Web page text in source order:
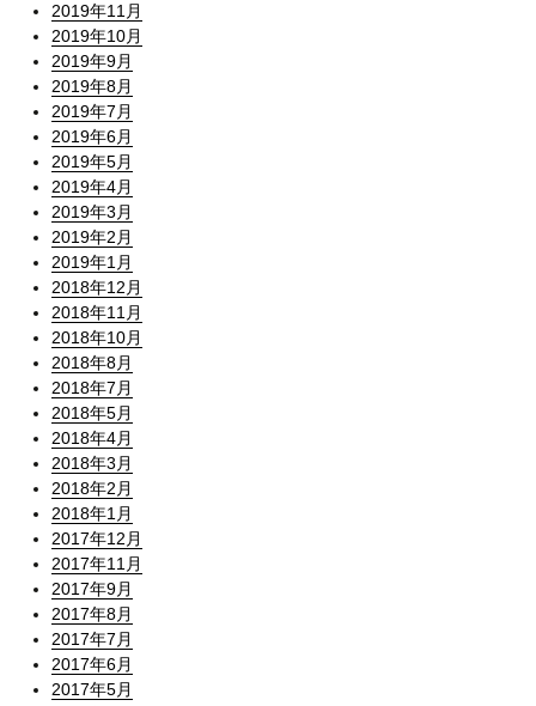
2019年11月
2019年10月
2019年9月
2019年8月
2019年7月
2019年6月
2019年5月
2019年4月
2019年3月
2019年2月
2019年1月
2018年12月
2018年11月
2018年10月
2018年8月
2018年7月
2018年5月
2018年4月
2018年3月
2018年2月
2018年1月
2017年12月
2017年11月
2017年9月
2017年8月
2017年7月
2017年6月
2017年5月